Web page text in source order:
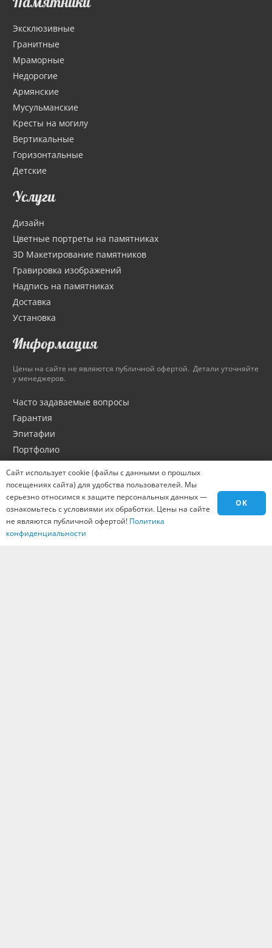
Эксклюзивные
Гранитные
Мраморные
Недорогие
Армянские
Мусульманские
Кресты на могилу
Вертикальные
Горизонтальные
Детские
Услуги
Дизайн
Цветные портреты на памятниках
3D Макетирование памятников
Гравировка изображений
Надпись на памятниках
Доставка
Установка
Информация
Цены на сайте не являются публичной офертой. Детали уточняйте
у менеджеров.
Часто задаваемые вопросы
Гарантия
Эпитафии
Портфолио
Материалы
Города
Контакты
Вакансии
Сайт использует cookie (файлы с данными о прошлых
посещениях сайта) для удобства пользователей. Мы
серьезно относимся к защите персональных данных —
ознакомьтесь с условиями их обработки. Цены на сайте
не являются публичной офертой! Политика
конфиденциальности
OK